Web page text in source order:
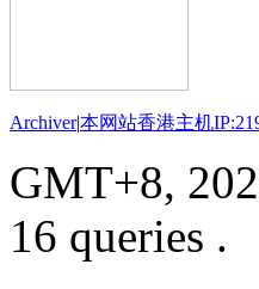
Archiver|本网站香港主机
GMT+8,
16 queries .